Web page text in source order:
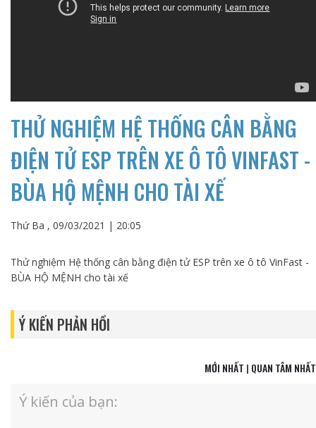
THỬ NGHIỆM HỆ THỐNG CÂN BẰNG
ĐIỆN TỬ ESP TRÊN XE Ô TÔ VINFAST -
BÙA HỘ MỆNH CHO TÀI XẾ
Thứ Ba , 09/03/2021 | 20:05
Thử nghiệm Hệ thống cân bằng điện tử ESP trên xe ô tô VinFast -
BÙA HỘ MỆNH cho tài xế
Ý KIẾN PHẢN HỒI
MỚI NHẤT | QUAN TÂM NHẤT